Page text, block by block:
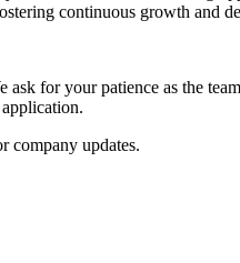
continuous growth and
for your patience as the
company updates.